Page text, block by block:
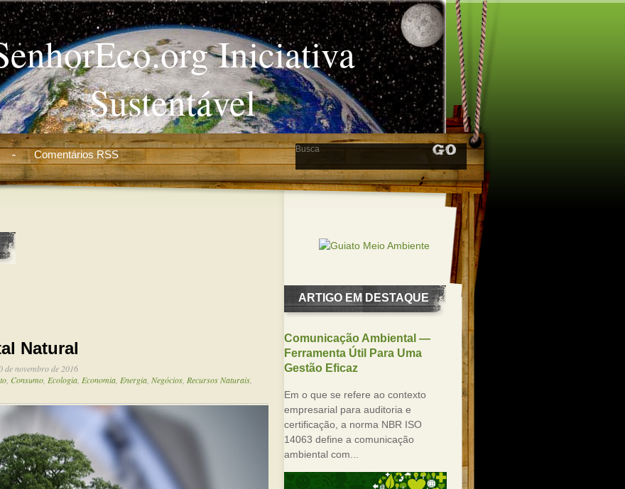
Iniciativa
Sustentável
Comentários RSS
Natural
de novembro de 2016
Consumo Ecologia Economia Energia Negócios Recursos Naturais
ARTIGO EM DESTAQUE
Comunicação Ambiental —
Ferramenta Útil Para Uma
Gestão Eficaz
Em o que se refere ao contexto
empresarial para auditoria e
certificação, a norma NBR ISO
14063 define a comunicação
ambiental com...